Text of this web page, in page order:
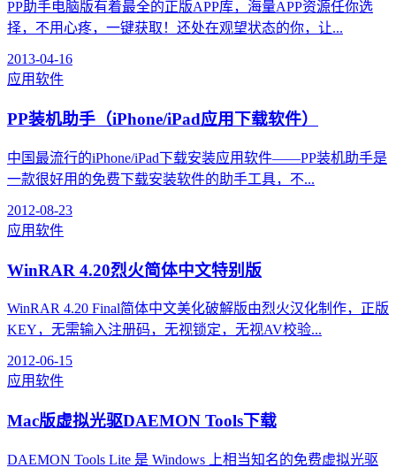
PP助手电脑版有着最全的正版APP库，海量APP资源任你选
择，不用心疼，一键获取！还处在观望状态的你，让...
2013-04-16
应用软件
PP装机助手（iPhone/iPad应用下载软件）
中国最流行的iPhone/iPad下载安装应用软件——PP装机助手是
一款很好用的免费下载安装软件的助手工具，不...
2012-08-23
应用软件
WinRAR 4.20烈火简体中文特别版
WinRAR 4.20 Final简体中文美化破解版由烈火汉化制作，正版
KEY，无需输入注册码，无视锁定，无视AV校验...
2012-06-15
应用软件
Mac版虚拟光驱DAEMON Tools下载
DAEMON Tools Lite 是 Windows 上相当知名的免费虚拟光驱